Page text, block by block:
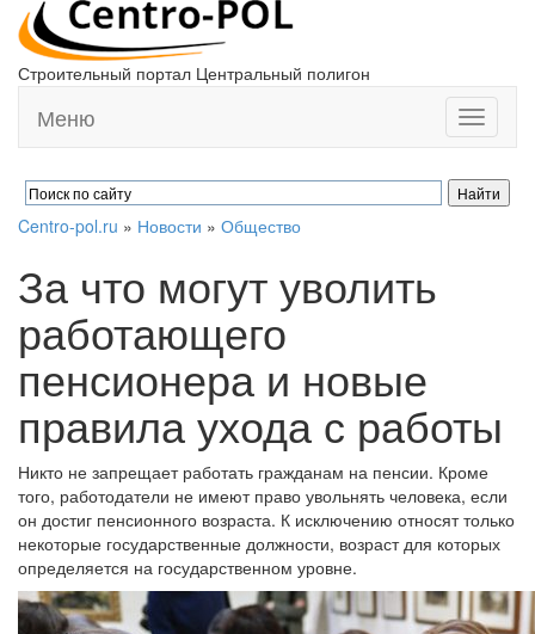
Строительный портал Центральный полигон
Toggle
Меню
Centro-pol.ru » Новости » Общество
За что могут уволить
работающего
пенсионера и новые
правила ухода с работы
Никто не запрещает работать гражданам на пенсии. Кроме
того, работодатели не имеют право увольнять человека, если
он достиг пенсионного возраста. К исключению относят только
некоторые государственные должности, возраст для которых
определяется на государственном уровне.